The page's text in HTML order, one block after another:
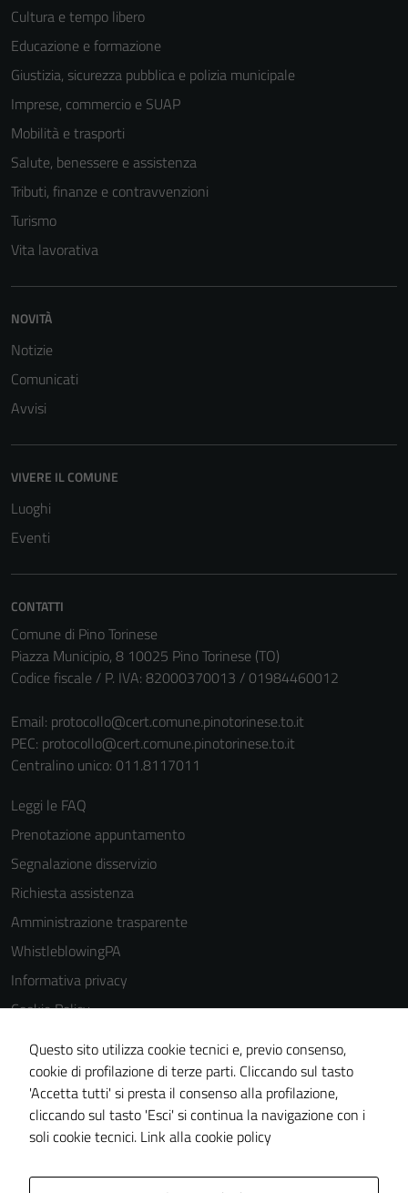
Cultura e tempo libero
Educazione e formazione
Giustizia, sicurezza pubblica e polizia municipale
Imprese, commercio e SUAP
Mobilità e trasporti
Salute, benessere e assistenza
Tributi, finanze e contravvenzioni
Turismo
Vita lavorativa
NOVITÀ
Notizie
Comunicati
Avvisi
VIVERE IL COMUNE
Luoghi
Eventi
CONTATTI
Comune di Pino Torinese
Piazza Municipio, 8 10025 Pino Torinese (TO)
Codice fiscale / P. IVA: 82000370013 / 01984460012
Email: protocollo@cert.comune.pinotorinese.to.it
PEC: protocollo@cert.comune.pinotorinese.to.it
Centralino unico: 011.8117011
Leggi le FAQ
Prenotazione appuntamento
Segnalazione disservizio
Richiesta assistenza
Amministrazione trasparente
WhistleblowingPA
Informativa privacy
Cookie Policy
Note legali
Dichiarazione di accessibilità
Piano di miglioramento del sito
Certificazione sistema gestione qualità
Questo sito utilizza cookie tecnici e, previo consenso,
cookie di profilazione di terze parti. Cliccando sul tasto
'Accetta tutti' si presta il consenso alla profilazione,
cliccando sul tasto 'Esci' si continua la navigazione con i
soli cookie tecnici. Link alla cookie policy
non raccolgono